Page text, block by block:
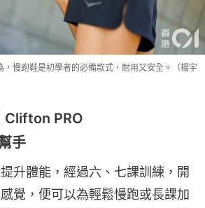
慢跑鞋是初學者的必備款式，耐用又安全。（楊宇
Clifton PRO
手
升體能，經過六、七課訓練，開
覺，便可以為輕鬆慢跑或長課加